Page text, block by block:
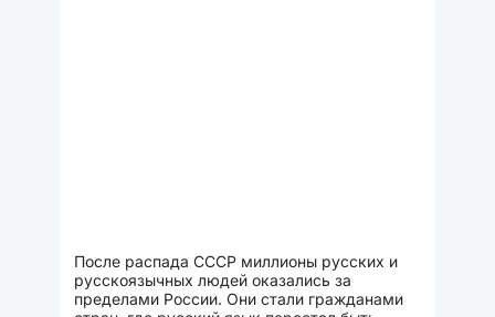
После распада СССР миллионы русских и
русскоязычных людей оказались за
пределами России. Они стали гражданами